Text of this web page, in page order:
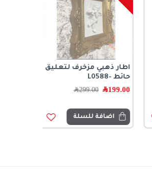
اطار ذهبي مزخرف لتعليق
حائط -L0588
199.00﷼ 299.00﷼
اضافة للسلة